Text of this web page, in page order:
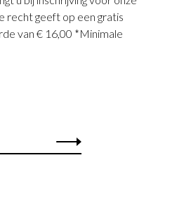
recht geeft op een gratis
van € 16,00 *Minimale